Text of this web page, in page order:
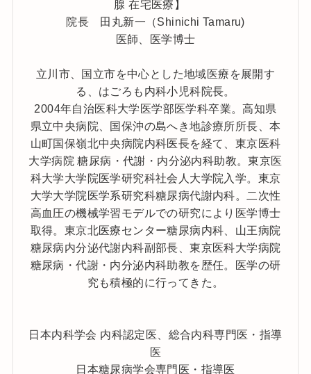
腺 在宅医療】
院長 田丸新一（Shinichi Tamaru)
医師、医学博士
立川市、国立市を中心とした地域医療を展開す
る、はごろも内科小児科院長。
2004年自治医科大学医学部医学科卒業。高知県
県立中央病院、国保沖の島へき地診療所所長、本
山町国保嶺北中央病院内科医長を経て、東京医科
大学病院 糖尿病・代謝・内分泌内科助教。東京医
科大学大学院医学研究科社会人大学院入学。東京
大学大学院医学系研究科糖尿病代謝内科。二次性
高血圧の機械学習モデルでの研究により医学博士
取得。東京北医療センター糖尿病内科、山王病院
糖尿病内分泌代謝内科副部長、東京医科大学病院
糖尿病・代謝・内分泌内科助教を歴任。医学の研
究も積極的に行ってきた。
日本内科学会 内科認定医、総合内科専門医・指導
医
日本糖尿病学会専門医・指導医